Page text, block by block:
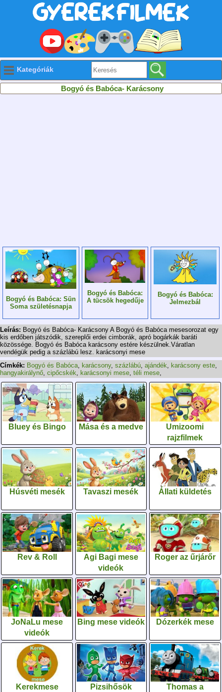
Kategóriák
Bogyó és Babóca- Karácsony
Bogyó és Babóca: Sün
Soma születésnapja
Bogyó és Babóca:
A tücsök hegedűje
Bogyó és Babóca:
Jelmezbál
Leírás: Bogyó és Babóca- Karácsony A Bogyó és Babóca mesesorozat egy
kis erdőben játszódik, szereplői erdei cimborák, apró bogárkák baráti
közössége. Bogyó és Babóca karácsony estére készülnek.Váratlan
vendégük pedig a százlábú lesz. karácsonyi mese
Címkék: Bogyó és Babóca, karácsony, százlábú, ajándék, karácsony este,
hangyakirálynő, cipőcskék, karácsonyi mese, téli mese,
Bluey és Bingo Mása és a medve
Umizoomi
rajzfilmek
Húsvéti mesék Tavaszi mesék Állati küldetés
Rev & Roll
Agi Bagi mese
videók
Roger az űrjárőr
JoNaLu mese
videók
Bing mese videók Dózerkék mese
Kerekmese Pizsihősök
Thomas a